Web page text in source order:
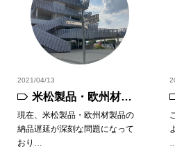
2021/04/13
米松製品・欧州材製
品の納品遅延につい
て
現在、米松製品・欧州材製品の
納品遅延が深刻な問題になって
おり…